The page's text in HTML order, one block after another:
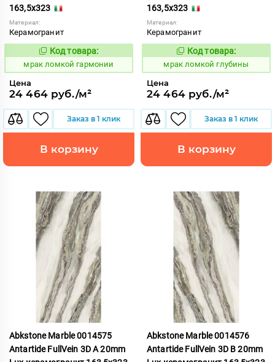
163,5x323
Материал:
Керамогранит
1052891
Код товара:
мрак ломкой гармонии
Цена
24 464 руб./м²
Заказ в 1 клик
В корзину
163,5x323
Материал:
Керамогранит
1052892
Код товара:
мрак ломкой глубины
Цена
24 464 руб./м²
Заказ в 1 клик
В корзину
Abkstone Marble 0014575
Antartide FullVein 3D A 20mm
Abkstone Marble 0014576
Antartide FullVein 3D B 20mm